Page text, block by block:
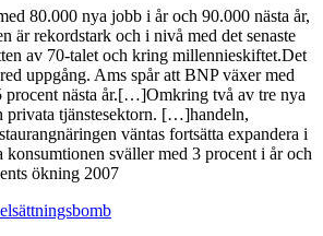
80.000 nya jobb i år och 90.000 nästa år,
är rekordstark och i nivå med det senaste
av 70-talet och kring millennieskiftet.Det
uppgång. Ams spår att BNP växer med
procent nästa år.[…]Omkring två av tre nya
privata tjänstesektorn. […]handeln,
väntas fortsätta expandera i
konsumtionen sväller med 3 procent i år och
ökning 2007